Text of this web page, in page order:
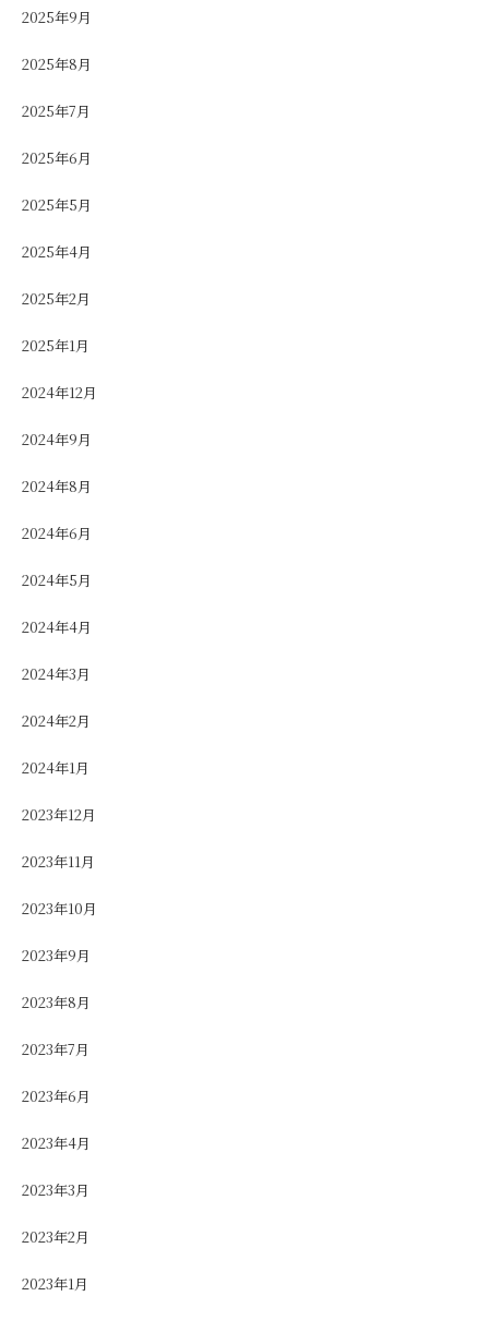
2025年9月
2025年8月
2025年7月
2025年6月
2025年5月
2025年4月
2025年2月
2025年1月
2024年12月
2024年9月
2024年8月
2024年6月
2024年5月
2024年4月
2024年3月
2024年2月
2024年1月
2023年12月
2023年11月
2023年10月
2023年9月
2023年8月
2023年7月
2023年6月
2023年4月
2023年3月
2023年2月
2023年1月